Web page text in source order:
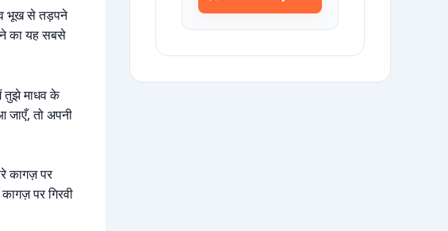
भूख से तड़पने
का यह सबसे
तुझे माधव के
तो अपनी
कागज़ पर
पर गिरवी